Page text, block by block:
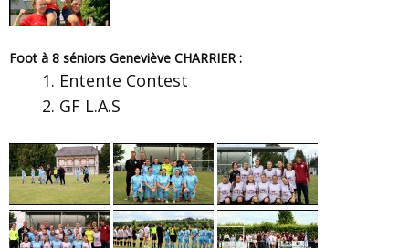
Foot à 8 séniors Geneviève CHARRIER :
Entente Contest
GF L.A.S